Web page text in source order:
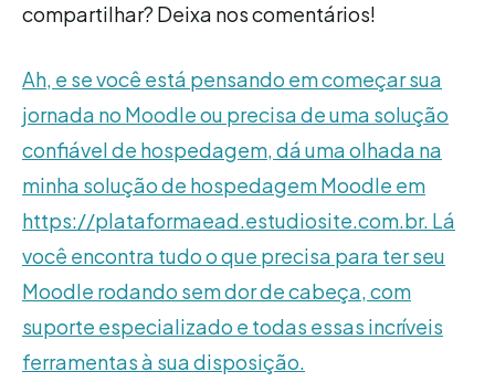
compartilhar? Deixa nos comentários!
Ah, e se você está pensando em começar sua
jornada no Moodle ou precisa de uma solução
confiável de hospedagem, dá uma olhada na
minha solução de hospedagem Moodle em
https://plataformaead.estudiosite.com.br. Lá
você encontra tudo o que precisa para ter seu
Moodle rodando sem dor de cabeça, com
suporte especializado e todas essas incríveis
ferramentas à sua disposição.